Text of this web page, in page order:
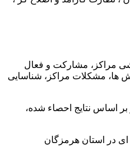
مراکز، مشارکت و فعال
ها، مشکلات مراکز، شناسایی
اساس نتایج احصاء شده،
آموزش فنی و حرفه ای در استان هرمزگان